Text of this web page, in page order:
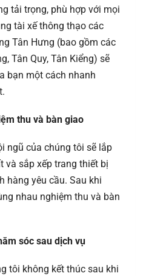
tải trọng, phù hợp với mọi
tài xế thông thạo các
Tân Hưng (bao gồm các
Tân Quy, Tân Kiểng) sẽ
bạn một cách nhanh
thu và bàn giao
ngũ của chúng tôi sẽ lắp
và sắp xếp trang thiết bị
hàng yêu cầu. Sau khi
nhau nghiệm thu và bàn
sóc sau dịch vụ
tôi không kết thúc sau khi